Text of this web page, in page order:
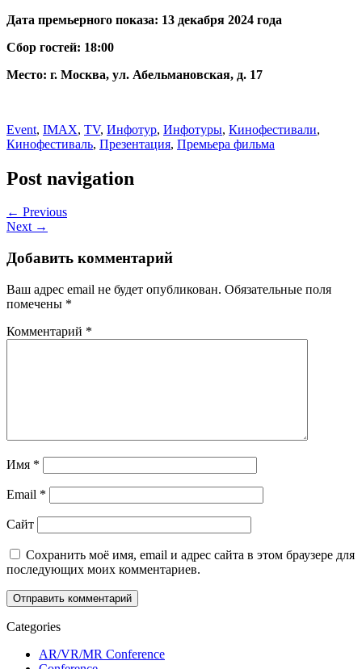
Дата премьерного показа: 13 декабря 2024 года
Сбор гостей: 18:00
Место: г. Москва, ул. Абельмановская, д. 17
Event, IMAX, TV, Инфотур, Инфотуры, Кинофестивали,
Кинофестиваль, Презентация, Премьера фильма
Post navigation
← Previous
Next →
Добавить комментарий
Ваш адрес email не будет опубликован. Обязательные поля
помечены *
Комментарий *
Имя *
Email *
Сайт
Сохранить моё имя, email и адрес сайта в этом браузере для
последующих моих комментариев.
Categories
AR/VR/MR Conference